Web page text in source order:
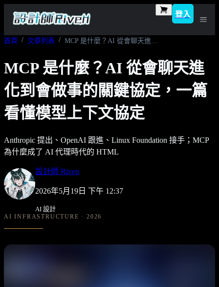
登入
首頁 文章列表 MCP 是什麼？AI 從會聊天進化到會做事的關鍵協定，一篇看懂模型上下文協定
MCP 是什麼？AI 從會聊天進
化到會做事的關鍵協定，一篇
看懂模型上下文協定
Anthropic 提出、OpenAI 跟進、Linux Foundation 接手；MCP
為什麼成了 AI 代理時代的 HTML
設計師 Riven
2026年5月19日 下午 12:37
AI 設計
AI INFRASTRUCTURE · 2026